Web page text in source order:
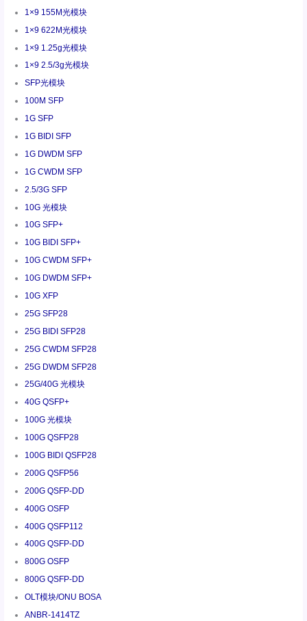
1×9 155M光模块
1×9 622M光模块
1×9 1.25g光模块
1×9 2.5/3g光模块
SFP光模块
100M SFP
1G SFP
1G BIDI SFP
1G DWDM SFP
1G CWDM SFP
2.5/3G SFP
10G 光模块
10G SFP+
10G BIDI SFP+
10G CWDM SFP+
10G DWDM SFP+
10G XFP
25G SFP28
25G BIDI SFP28
25G CWDM SFP28
25G DWDM SFP28
25G/40G 光模块
40G QSFP+
100G 光模块
100G QSFP28
100G BIDI QSFP28
200G QSFP56
200G QSFP-DD
400G OSFP
400G QSFP112
400G QSFP-DD
800G OSFP
800G QSFP-DD
OLT模块/ONU BOSA
ANBR-1414TZ